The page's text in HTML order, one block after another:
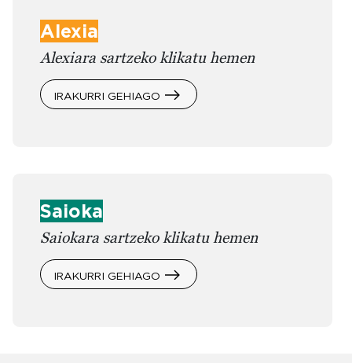
Alexia
Alexiara sartzeko klikatu hemen
IRAKURRI GEHIAGO
Saioka
Saiokara sartzeko klikatu hemen
IRAKURRI GEHIAGO